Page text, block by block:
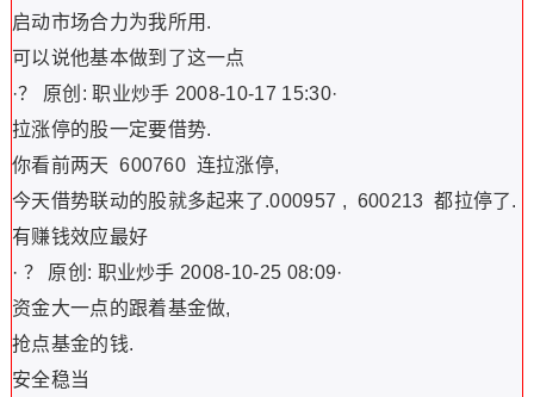
启动市场合力为我所用.
可以说他基本做到了这一点
·？ 原创: 职业炒手 2008-10-17 15:30·
拉涨停的股一定要借势.
你看前两天 600760 连拉涨停,
今天借势联动的股就多起来了.000957 , 600213 都拉停了.
有赚钱效应最好
· ？ 原创: 职业炒手 2008-10-25 08:09·
资金大一点的跟着基金做,
抢点基金的钱.
安全稳当